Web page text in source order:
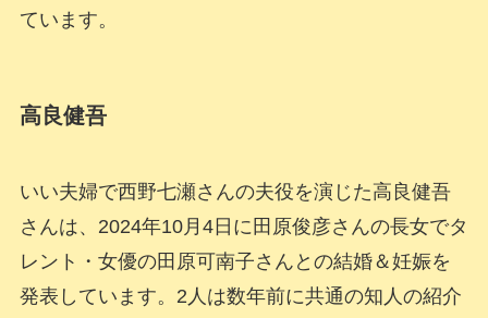
ています。
高良健吾
いい夫婦で西野七瀬さんの夫役を演じた高良健吾
さんは、2024年10月4日に田原俊彦さんの長女でタ
レント・女優の田原可南子さんとの結婚＆妊娠を
発表しています。2人は数年前に共通の知人の紹介